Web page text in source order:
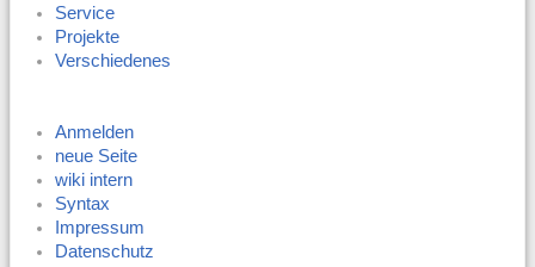
Service
Projekte
Verschiedenes
Anmelden
neue Seite
wiki intern
Syntax
Impressum
Datenschutz